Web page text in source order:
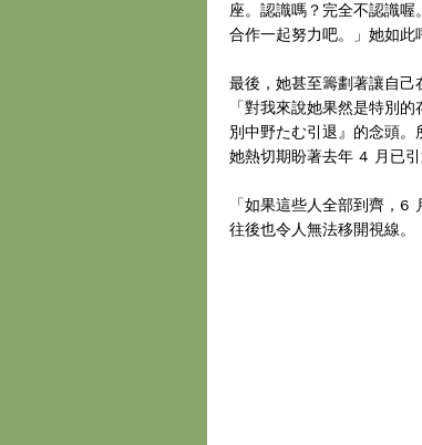
座。認識嗎？完全不認識
合作一起努力吧。」她如此
最後，她甚至籌劃著讓自己
「對我來說她果然是特別
別中野たむ引退』的念頭。
她熱切期盼著去年 4 月已引
「如果這些人全部到齊，
往後也令人無法移開視線。